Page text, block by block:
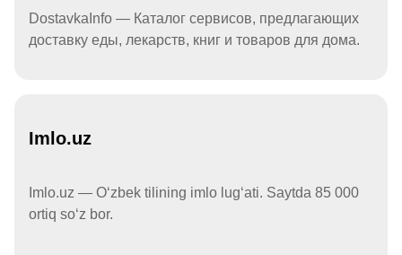
DostavkaInfo — Каталог сервисов, предлагающих
доставку еды, лекарств, книг и товаров для дома.
Imlo.uz
Imlo.uz — Oʻzbek tilining imlo lugʻati. Saytda 85 000
ortiq soʻz bor.